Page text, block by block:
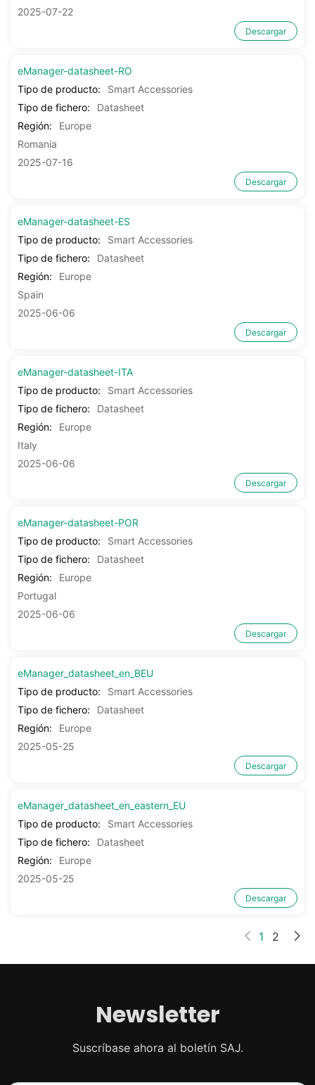
2025-07-22
Descargar
eManager-datasheet-RO
Tipo de producto:
Smart Accessories
Tipo de fichero:
Datasheet
Región:
Europe
Romania
2025-07-16
Descargar
eManager-datasheet-ES
Tipo de producto:
Smart Accessories
Tipo de fichero:
Datasheet
Región:
Europe
Spain
2025-06-06
Descargar
eManager-datasheet-ITA
Tipo de producto:
Smart Accessories
Tipo de fichero:
Datasheet
Región:
Europe
Italy
2025-06-06
Descargar
eManager-datasheet-POR
Tipo de producto:
Smart Accessories
Tipo de fichero:
Datasheet
Región:
Europe
Portugal
2025-06-06
Descargar
eManager_datasheet_en_BEU
Tipo de producto:
Smart Accessories
Tipo de fichero:
Datasheet
Región:
Europe
2025-05-25
Descargar
eManager_datasheet_en_eastern_EU
Tipo de producto:
Smart Accessories
Tipo de fichero:
Datasheet
Región:
Europe
2025-05-25
Descargar
1 2
Newsletter
Suscríbase ahora al boletín SAJ.